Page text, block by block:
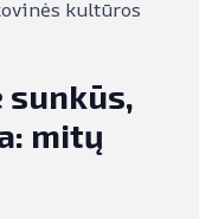
kultūros
sunkūs,
mitų